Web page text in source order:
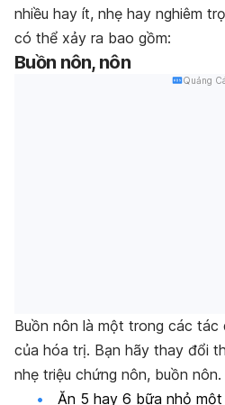
nhiều hay ít, nhẹ hay nghiêm
có thể xảy ra bao gồm:
Buồn nôn, nôn
Quảng
Buồn nôn là một trong các tác
của hóa trị. Bạn hãy thay đổi
nhẹ triệu chứng nôn, buồn nôn.
Ăn 5 hay 6 bữa nhỏ